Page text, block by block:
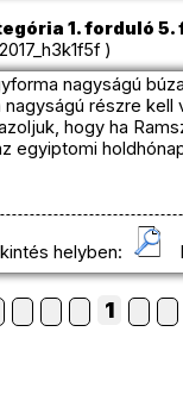
1. forduló
)
nagyságú
részre
hogy ha
egyiptomi
helyben:
1